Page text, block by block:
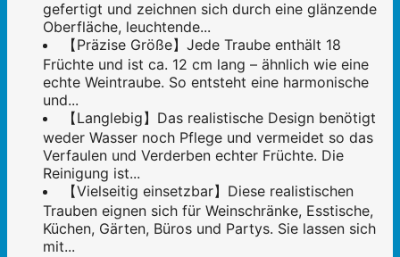
gefertigt und zeichnen sich durch eine glänzende
Oberfläche, leuchtende...
【Präzise Größe】Jede Traube enthält 18
Früchte und ist ca. 12 cm lang – ähnlich wie eine
echte Weintraube. So entsteht eine harmonische
und...
【Langlebig】Das realistische Design benötigt
weder Wasser noch Pflege und vermeidet so das
Verfaulen und Verderben echter Früchte. Die
Reinigung ist...
【Vielseitig einsetzbar】Diese realistischen
Trauben eignen sich für Weinschränke, Esstische,
Küchen, Gärten, Büros und Partys. Sie lassen sich
mit...